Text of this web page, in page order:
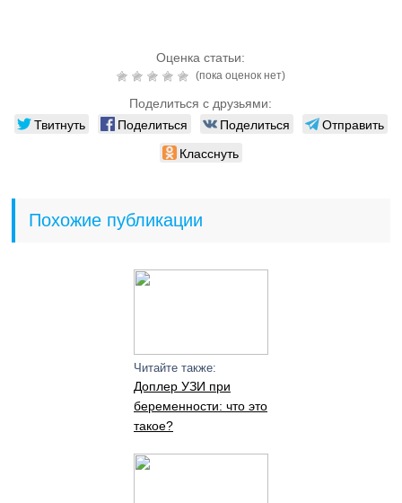
Оценка статьи:
(пока оценок нет)
Поделиться с друзьями:
Твитнуть Поделиться Поделиться
Отправить
Класснуть
Похожие публикации
Читайте также:
Доплер УЗИ при
беременности: что это
такое?